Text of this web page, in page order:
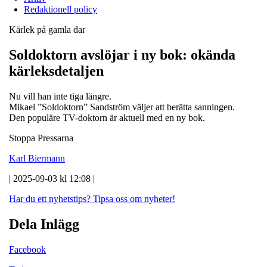
Redaktionell policy
Kärlek på gamla dar
Soldoktorn avslöjar i ny bok: okända
kärleksdetaljen
Nu vill han inte tiga längre.
Mikael ”Soldoktorn” Sandström väljer att berätta sanningen.
Den populäre TV-doktorn är aktuell med en ny bok.
Stoppa Pressarna
Karl Biermann
| 2025-09-03 kl 12:08 |
Har du ett nyhetstips? Tipsa oss om nyheter!
Dela Inlägg
Facebook